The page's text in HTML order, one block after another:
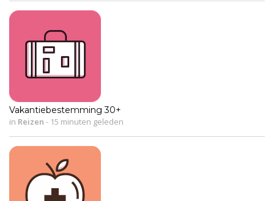
Vakantiebestemming 30+
in Reizen - 15 minuten geleden